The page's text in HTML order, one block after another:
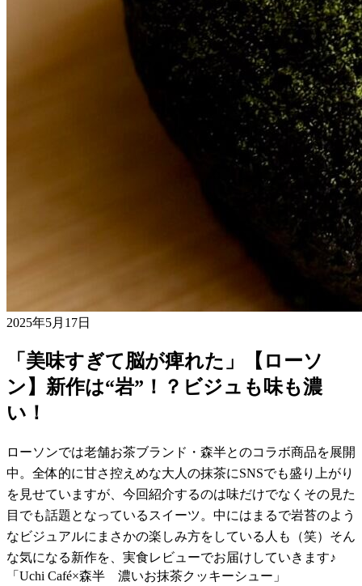
2025年5月17日
「美味すぎて脳が痺れた」【ローソ
ン】新作は“岩”！？ビジュも味も濃
い！
ローソンでは老舗お茶ブランド・森半とのコラボ商品を展開
中。全体的に甘さ控えめな大人の抹茶にSNSでも盛り上がり
を見せていますが、今回紹介するのは味だけでなくその見た
目でも話題となっているスイーツ。中にはまるで岩苔のよう
なビジュアルにまさかの楽しみ方をしている人も（笑）そん
な気になる新作を、実食レビューでお届けしていきます♪
「Uchi Café×森半 濃いお抹茶クッキーシュー」